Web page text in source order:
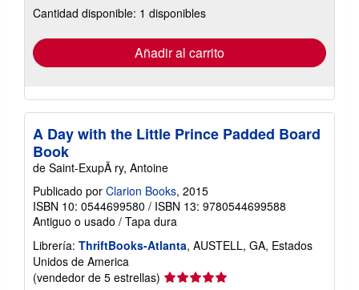
las
tarifas
envío
Cantidad disponible: 1 disponibles
Añadir al carrito
A Day with the Little Prince Padded Board
Book
de Saint-ExupÃ ry, Antoine
Publicado por Clarion Books, 2015
ISBN 10: 0544699580 / ISBN 13: 9780544699588
Antiguo o usado / Tapa dura
Librería: ThriftBooks-Atlanta, AUSTELL, GA, Estados
Unidos de America
(vendedor de 5 estrellas) Calificación